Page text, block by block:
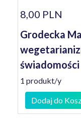
8,00 PLN
Grodecka
świadomości
1 produkt/y
Dodaj do